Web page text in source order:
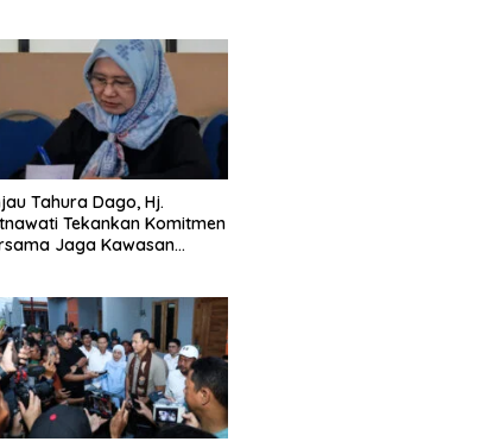
Tahura Dago, Hj.
Tekankan Komitmen
Jaga Kawasan